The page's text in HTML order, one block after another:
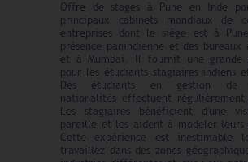
Offre de stages à Pune en Inde
principaux cabinets mondiaux de
entreprises dont le siège est à
présence panindienne et des bureaux
et à Mumbai. Il fournit une grande
pour les étudiants stagiaires indiens
Des étudiants en gestion de
nationalités effectuent régulièrement
Les stagiaires bénéficient d'une
pareille et les aident à modeler leurs
Cette expérience est inestimable
travaillez dans des zones